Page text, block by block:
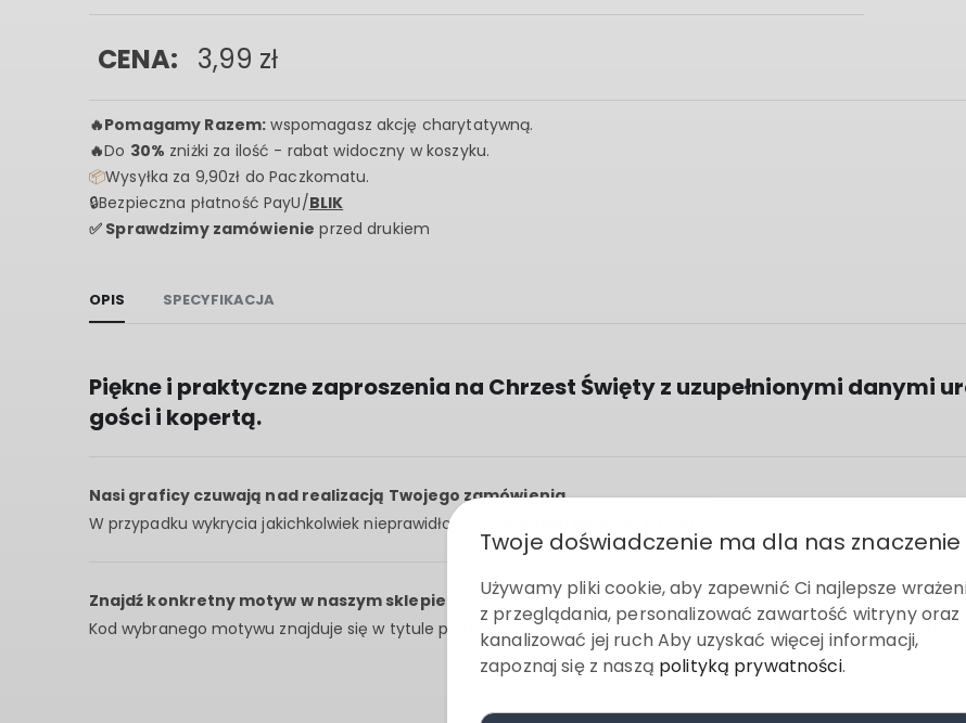
CENA: 3,99 zł
🔥Pomagamy Razem: wspomagasz akcję charytatywną.
🔥Do 30% zniżki za ilość - rabat widoczny w koszyku.
📦Wysyłka za 9,90zł do Paczkomatu.
🔒Bezpieczna płatność PayU/BLIK
✅ Sprawdzimy zamówienie przed drukiem
OPIS SPECYFIKACJA
Piękne i praktyczne zaproszenia na Chrzest Święty z uzupełnionymi danymi
gości i kopertą.
Nasi graficy czuwają nad realizacją Twojego zamówienia.
W przypadku wykrycia jakichkolwiek nieprawidłowości skontaktujemy się z Tobą.
Znajdź konkretny motyw w naszym sklepie.
Kod wybranego motywu znajduje się w tytule produktu, np. „F001”. Wpisz go w naszą wyszukiwarkę, aby
Twoje doświadczenie ma dla nas znaczenie
Używamy pliki cookie, aby zapewnić Ci najlepsze
z przeglądania, personalizować zawartość witryny oraz
kanalizować jej ruch Aby uzyskać więcej informacji,
zapoznaj się z naszą polityką prywatności.